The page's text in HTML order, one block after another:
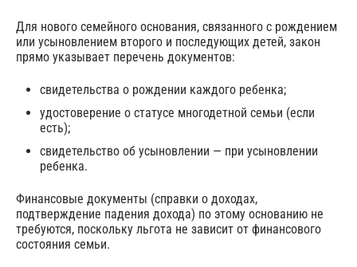
Для нового семейного основания, связанного с рождением
или усыновлением второго и последующих детей, закон
прямо указывает перечень документов:
свидетельства о рождении каждого ребенка;
удостоверение о статусе многодетной семьи (если
есть);
свидетельство об усыновлении — при усыновлении
ребенка.
Финансовые документы (справки о доходах,
подтверждение падения дохода) по этому основанию не
требуются, поскольку льгота не зависит от финансового
состояния семьи.